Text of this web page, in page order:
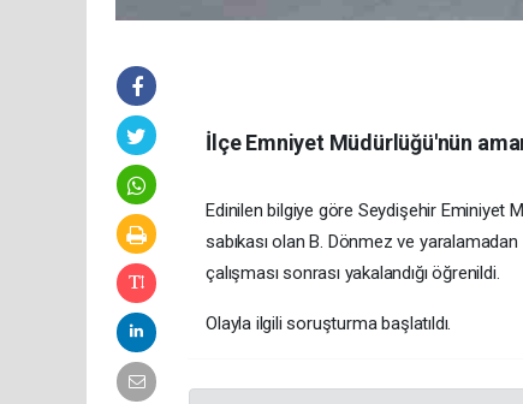
İlçe Emniyet Müdürlüğü'nün
Edinilen bilgiye göre Seydişehir Eminiyet
sabıkası olan B. Dönmez ve
çalışması sonrası yakalandığı öğrenildi.
Olayla ilgili soruşturma başlatıldı.